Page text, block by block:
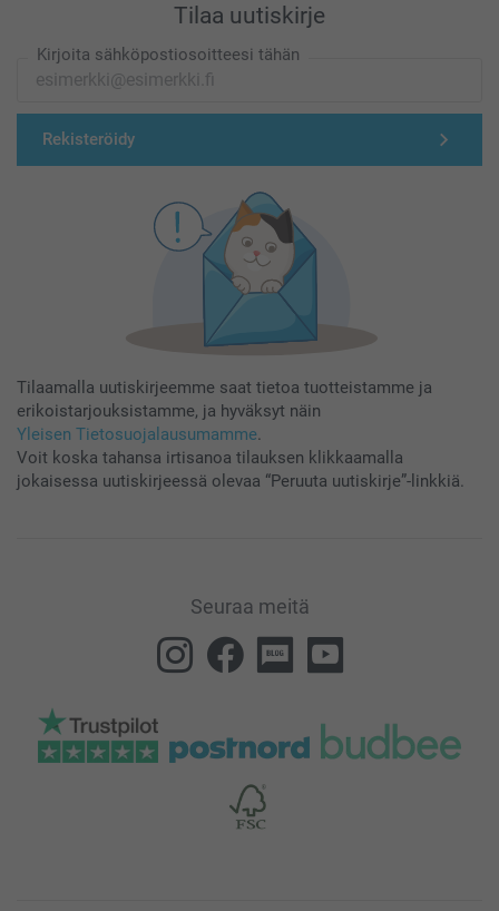
Tilaa uutiskirje
Kirjoita sähköpostiosoitteesi tähän
Rekisteröidy
Tilaamalla uutiskirjeemme saat tietoa tuotteistamme ja
erikoistarjouksistamme, ja hyväksyt näin
Yleisen Tietosuojalausumamme.
Voit koska tahansa irtisanoa tilauksen klikkaamalla
jokaisessa uutiskirjeessä olevaa “Peruuta uutiskirje”-linkkiä.
Seuraa meitä